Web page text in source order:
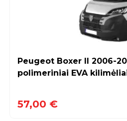
Peugeot Boxer II 2006-
polimeriniai EVA
57,00 €